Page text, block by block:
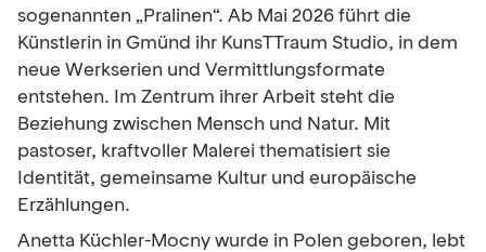
sogenannten „Pralinen“. Ab Mai 2026 führt die
Künstlerin in Gmünd ihr KunsTTraum Studio, in dem
neue Werkserien und Vermittlungsformate
entstehen. Im Zentrum ihrer Arbeit steht die
Beziehung zwischen Mensch und Natur. Mit
pastoser, kraftvoller Malerei thematisiert sie
Identität, gemeinsame Kultur und europäische
Erzählungen.
Anetta Küchler-Mocny wurde in Polen geboren, lebt